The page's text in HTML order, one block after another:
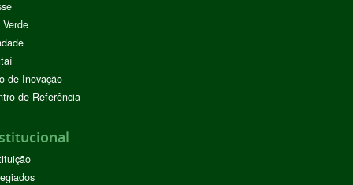
de Inovação
de Referência